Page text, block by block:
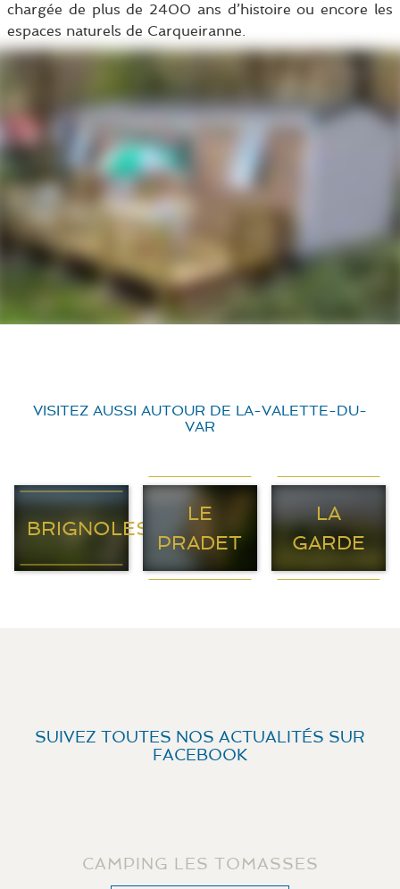
chargée de plus de 2400 ans d’histoire ou encore les
espaces naturels de Carqueiranne.
VISITEZ AUSSI AUTOUR DE LA-VALETTE-DU-
VAR
BRIGNOLES
LE
PRADET
LA
GARDE
CAMPING LES TOMASSES
SUIVEZ TOUTES NOS ACTUALITÉS SUR
FACEBOOK